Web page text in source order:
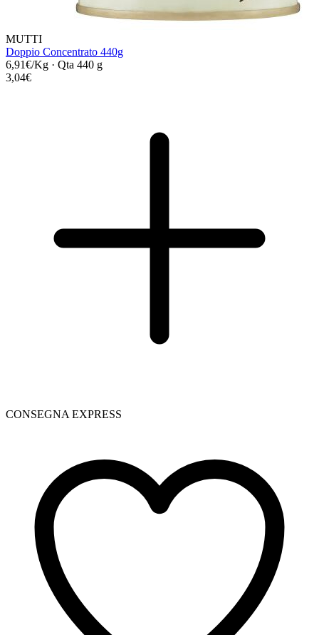
MUTTI
Doppio Concentrato 440g
6,91€/Kg · Qta 440 g
3,04€
CONSEGNA EXPRESS